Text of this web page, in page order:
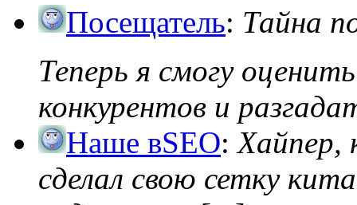
Посещатель: Тайна
Теперь я смогу
конкурентов и
Наше вSEO:Хайпер,
сделал свою сетку